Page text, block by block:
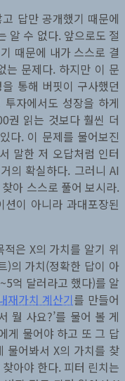
답만 공개했기 때문에
알 수 없다. 앞으로도 절
때문에 내가 스스로 결
는 문제다. 하지만 이 문
통해 버핏이 구사했던
자에서도 성장을 하게
권 읽는 것보다 훨씬 더
다. 이 문제를 물어보진
말한 저 오답처럼 인터
의 확실하다. 그러니 AI
아 스스로 풀어 보시라.
이 아니라 과대포장된
은 X의 가치를 알기 위
)의 가치(정확한 답이 아
억 달러라고 했다)를 알
재가치 계산기를 만들어
뭘 사요?’를 물어 볼 게
게 물어야 하고 또 그 답
물어봐서 X의 가치를 찾
아야 한다. 피터 린치는